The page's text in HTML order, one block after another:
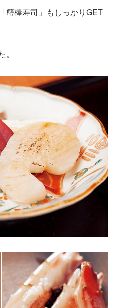
蟹棒寿司」もしっかりGET